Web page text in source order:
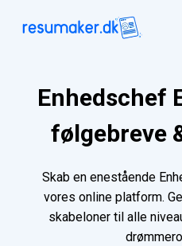
Enhedschef
følgebreve
Skab en enestående
vores online platform.
skabeloner til alle